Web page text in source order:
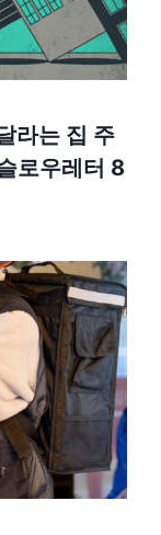
라는 집 주
로우레터 8